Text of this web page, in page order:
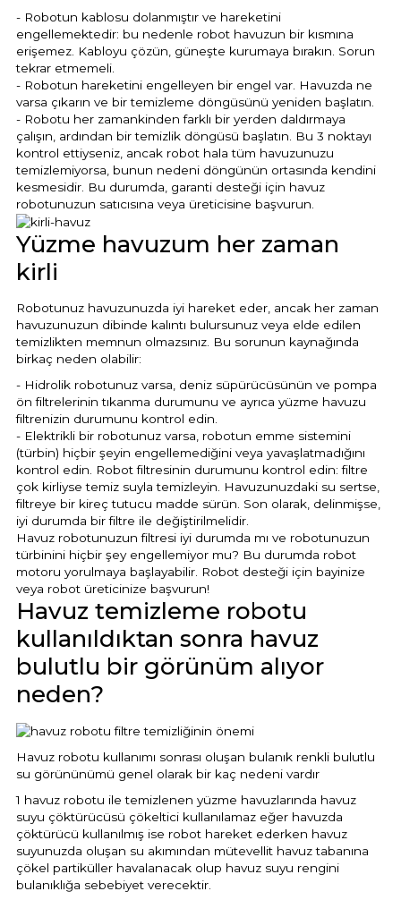
- Robotun kablosu dolanmıştır ve hareketini
engellemektedir: bu nedenle robot havuzun bir kısmına
erişemez. Kabloyu çözün, güneşte kurumaya bırakın. Sorun
tekrar etmemeli.
- Robotun hareketini engelleyen bir engel var. Havuzda ne
varsa çıkarın ve bir temizleme döngüsünü yeniden başlatın.
- Robotu her zamankinden farklı bir yerden daldırmaya
çalışın, ardından bir temizlik döngüsü başlatın. Bu 3 noktayı
kontrol ettiyseniz, ancak robot hala tüm havuzunuzu
temizlemiyorsa, bunun nedeni döngünün ortasında kendini
kesmesidir. Bu durumda, garanti desteği için havuz
robotunuzun satıcısına veya üreticisine başvurun.
Yüzme havuzum her zaman
kirli
Robotunuz havuzunuzda iyi hareket eder, ancak her zaman
havuzunuzun dibinde kalıntı bulursunuz veya elde edilen
temizlikten memnun olmazsınız. Bu sorunun kaynağında
birkaç neden olabilir:
- Hidrolik robotunuz varsa, deniz süpürücüsünün ve pompa
ön filtrelerinin tıkanma durumunu ve ayrıca yüzme havuzu
filtrenizin durumunu kontrol edin.
- Elektrikli bir robotunuz varsa, robotun emme sistemini
(türbin) hiçbir şeyin engellemediğini veya yavaşlatmadığını
kontrol edin. Robot filtresinin durumunu kontrol edin: filtre
çok kirliyse temiz suyla temizleyin. Havuzunuzdaki su sertse,
filtreye bir kireç tutucu madde sürün. Son olarak, delinmişse,
iyi durumda bir filtre ile değiştirilmelidir.
Havuz robotunuzun filtresi iyi durumda mı ve robotunuzun
türbinini hiçbir şey engellemiyor mu? Bu durumda robot
motoru yorulmaya başlayabilir. Robot desteği için bayinize
veya robot üreticinize başvurun!
Havuz temizleme robotu
kullanıldıktan sonra havuz
bulutlu bir görünüm alıyor
neden?
Havuz robotu kullanımı sonrası oluşan bulanık renkli bulutlu
su görününümü genel olarak bir kaç nedeni vardır
1 havuz robotu ile temizlenen yüzme havuzlarında havuz
suyu çöktürücüsü çökeltici kullanılamaz eğer havuzda
çöktürücü kullanılmış ise robot hareket ederken havuz
suyunuzda oluşan su akımından mütevellit havuz tabanına
çökel partiküller havalanacak olup havuz suyu rengini
bulanıklığa sebebiyet verecektir.